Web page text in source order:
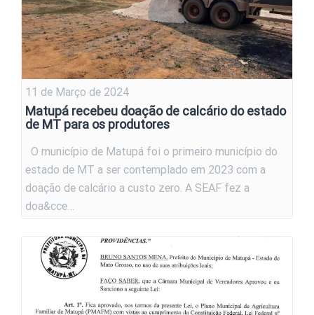
11 de Março de 2024
Matupá recebeu doação de calcário do estado
de MT para os produtores
O município de Matupá foi o primeiro município do
estado de MT a ser contemplado em 2023 com a
doação de calcário a custo zero. A SEAF fez a
doa&cce…